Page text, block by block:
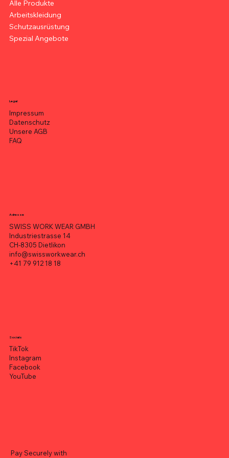
Alle Produkte
Arbeitskleidung
Schutzausrüstung
Spezial Angebote
Legal
Impressum
Datenschutz
Unsere AGB
FAQ
Adresse
SWISS WORK WEAR GMBH
Industriestrasse 14
CH-8305 Dietlikon
info@swissworkwear.ch
+41 79 912 18 18
Socials
TikTok
Instagram
Facebook
YouTube
Pay Securely with